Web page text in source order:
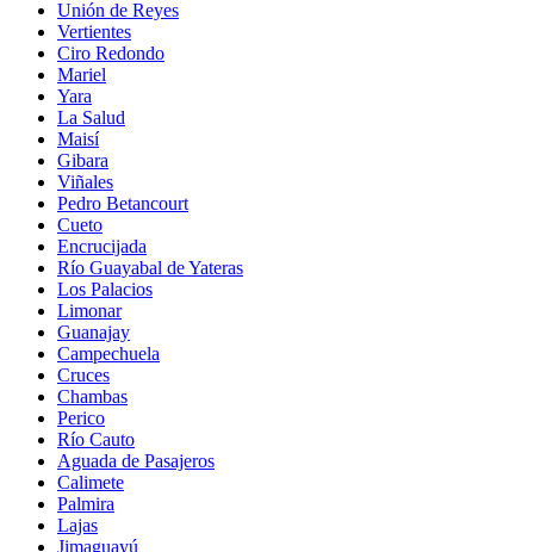
Unión de Reyes
Vertientes
Ciro Redondo
Mariel
Yara
La Salud
Maisí
Gibara
Viñales
Pedro Betancourt
Cueto
Encrucijada
Río Guayabal de Yateras
Los Palacios
Limonar
Guanajay
Campechuela
Cruces
Chambas
Perico
Río Cauto
Aguada de Pasajeros
Calimete
Palmira
Lajas
Jimaguayú